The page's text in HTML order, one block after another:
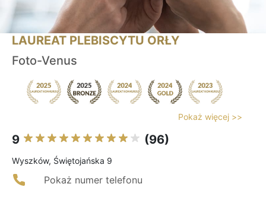
LAUREAT PLEBISCYTU ORŁY
Foto-Venus
Pokaż więcej >>
9 (96)
Wyszków, Świętojańska 9
Pokaż numer telefonu